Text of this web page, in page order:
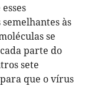
às
se
parte do
sete
que o vírus